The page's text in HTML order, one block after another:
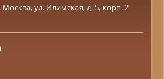
Москва, ул. Илимская, д. 5, корп. 2